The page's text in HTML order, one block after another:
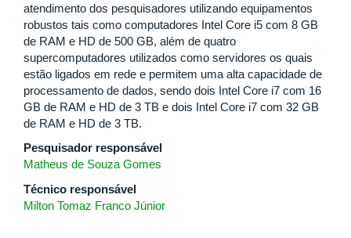
atendimento dos pesquisadores utilizando equipamentos
robustos tais como computadores Intel Core i5 com 8 GB
de RAM e HD de 500 GB, além de quatro
supercomputadores utilizados como servidores os quais
estão ligados em rede e permitem uma alta capacidade de
processamento de dados, sendo dois Intel Core i7 com 16
GB de RAM e HD de 3 TB e dois Intel Core i7 com 32 GB
de RAM e HD de 3 TB.
Pesquisador responsável
Matheus de Souza Gomes
Técnico responsável
Milton Tomaz Franco Júnior